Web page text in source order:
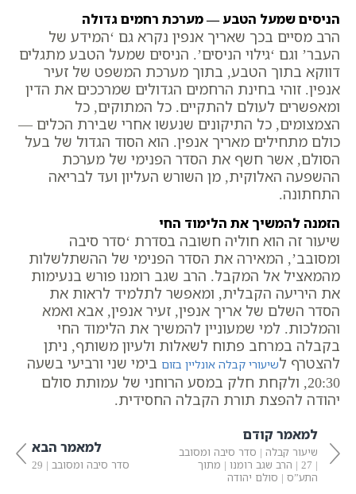
הניסים שמעל הטבע — מערכת רחמים גדולה
הרב מסיים בכך שאריך אנפין נקרא גם ‘המידע של
העבר’ וגם ‘גילוי הניסים’. הניסים שמעל הטבע מתגלים
דווקא בתוך הטבע, בתוך מערכת המשפט של זעיר
אנפין. זוהי בחינת הרחמים הגדולים שמרככים את הדין
ומאפשרים לעולם להתקיים. כל המתוקים, כל
הצמצומים, כל התיקונים שנעשו אחרי שבירת הכלים —
כולם מתחילים מאריך אנפין. הוא הסוד הגדול של בעל
הסולם, אשר חשף את הסדר הפנימי של מערכת
ההשפעה האלוקית, מן השורש העליון ועד לבריאה
התחתונה.
הזמנה להמשיך את הלימוד החי
שיעור זה הוא חוליה חשובה בסדרת ‘סדר סיבה
ומסובב’, המאירה את הסדר הפנימי של ההשתלשלות
מהמאציל אל המקבל. הרב שגב רומנו פורש בנעימות
את היריעה הקבלית, ומאפשר לתלמיד לראות את
הסדר השלם של אריך אנפין, זעיר אנפין, אבא ואמא
והמלכות. למי שמעוניין להמשיך את הלימוד החי
בקבלה במרחב פתוח לשאלות ולעיון משותף, ניתן
להצטרף לשיעורי קבלה אונליין בזום בימי שני ורביעי בשעה
20:30, ולקחת חלק במסע הרוחני של עמותת סולם
יהודה להפצת תורת הקבלה החסידית.
למאמר קודם
שיעור קבלה | סדר סיבה ומסובב
| 27 | הרב שגב רומנו | מתוך
התע”ס | סולם יהודה
למאמר הבא
סדר סיבה ומסובב | 29